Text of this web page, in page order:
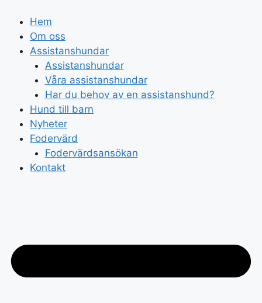
innehåll
Hem
Om oss
Assistanshundar
Assistanshundar
Våra assistanshundar
Har du behov av en assistanshund?
Hund till barn
Nyheter
Fodervärd
Fodervärdsansökan
Kontakt